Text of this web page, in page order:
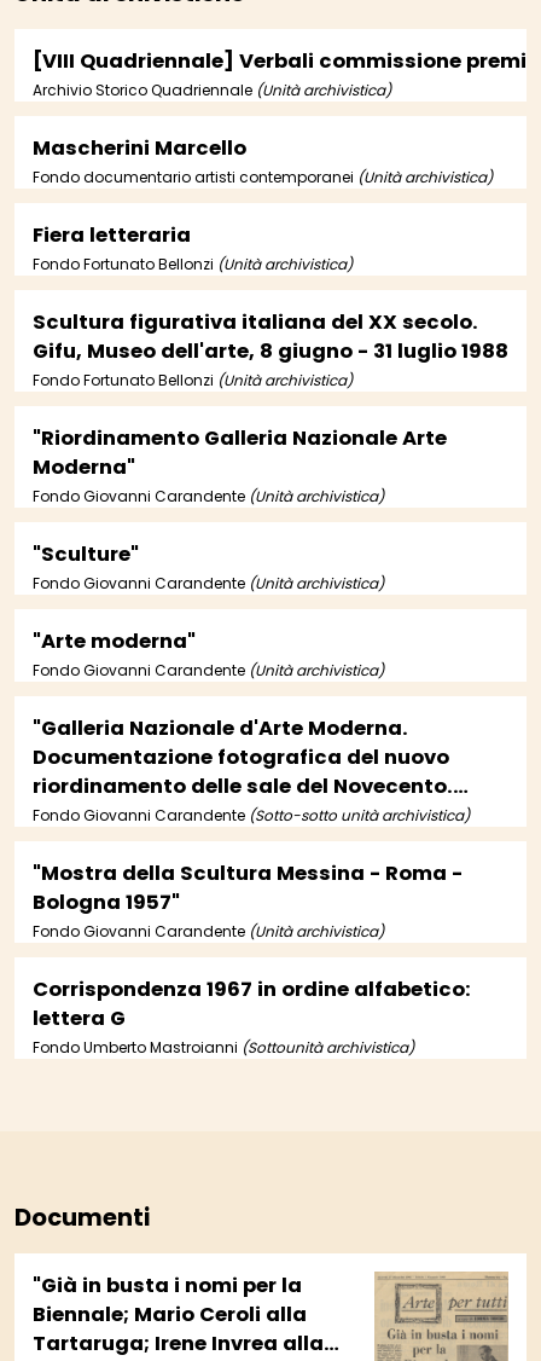
[VIII Quadriennale] Verbali commissione premi
Archivio Storico Quadriennale (Unità archivistica)
Mascherini Marcello
Fondo documentario artisti contemporanei (Unità archivistica)
Fiera letteraria
Fondo Fortunato Bellonzi (Unità archivistica)
Scultura figurativa italiana del XX secolo.
Gifu, Museo dell'arte, 8 giugno - 31 luglio 1988
Fondo Fortunato Bellonzi (Unità archivistica)
"Riordinamento Galleria Nazionale Arte
Moderna"
Fondo Giovanni Carandente (Unità archivistica)
"Sculture"
Fondo Giovanni Carandente (Unità archivistica)
"Arte moderna"
Fondo Giovanni Carandente (Unità archivistica)
"Galleria Nazionale d'Arte Moderna.
Documentazione fotografica del nuovo
riordinamento delle sale del Novecento.
Allestimento di Giovanni Carandente"
Fondo Giovanni Carandente (Sotto-sotto unità archivistica)
"Mostra della Scultura Messina - Roma -
Bologna 1957"
Fondo Giovanni Carandente (Unità archivistica)
Corrispondenza 1967 in ordine alfabetico:
lettera G
Fondo Umberto Mastroianni (Sottounità archivistica)
Documenti
"Già in busta i nomi per la
Biennale; Mario Ceroli alla
Tartaruga; Irene Invrea alla